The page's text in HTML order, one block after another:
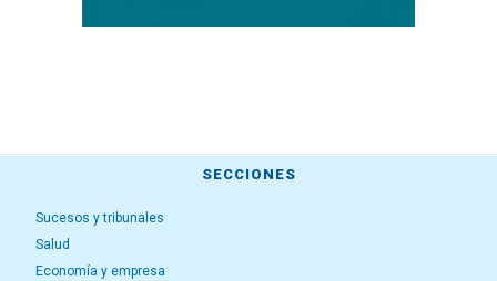
SECCIONES
Sucesos y tribunales
Salud
Economía y empresa